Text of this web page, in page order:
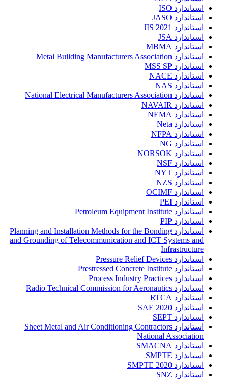
استاندارد ISO
استاندارد JASO
استاندارد JIS 2021
استاندارد JSA
استاندارد MBMA
استاندارد Metal Building Manufacturers Association
استاندارد MSS SP
استاندارد NACE
استاندارد NAS
استاندارد National Electrical Manufacturers Association
استاندارد NAVAIR
استاندارد NEMA
استاندارد Neta
استاندارد NFPA
استاندارد NG
استاندارد NORSOK
استاندارد NSF
استاندارد NYT
استاندارد NZS
استاندارد OCIMF
استاندارد PEI
استاندارد Petroleum Equipment Institute
استاندارد PIP
استاندارد Planning and Installation Methods for the Bonding
and Grounding of Telecommunication and ICT Systems and
Infrastructure
استاندارد Pressure Relief Devices
استاندارد Prestressed Concrete Institute
استاندارد Process Industry Practices
استاندارد Radio Technical Commission for Aeronautics
استاندارد RTCA
استاندارد SAE 2020
استاندارد SEPT
استاندارد Sheet Metal and Air Conditioning Contractors
National Association
استاندارد SMACNA
استاندارد SMPTE
استاندارد SMPTE 2020
استاندارد SNZ